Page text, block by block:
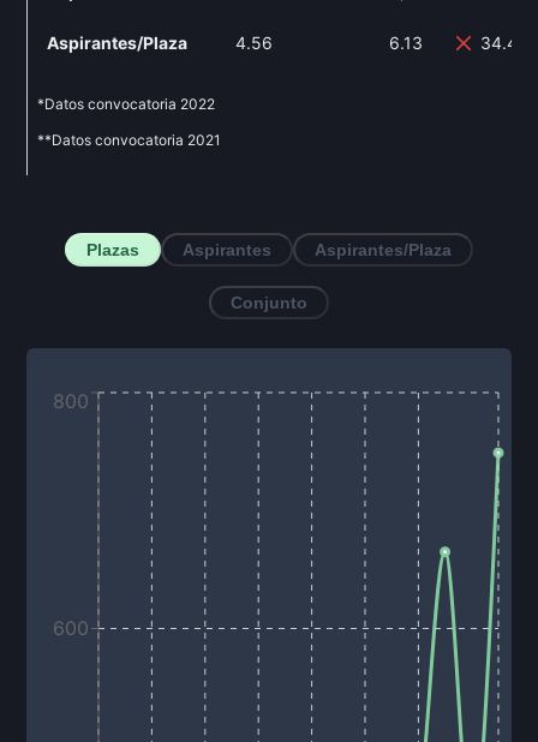
Aspirantes/Plaza 4.56 6.13
*Datos convocatoria 2022
**Datos convocatoria 2021
Plazas Aspirantes Aspirantes/Plaza
Conjunto
600
800